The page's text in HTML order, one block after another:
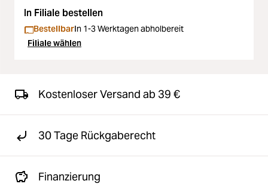
In Filiale bestellen
BestellbarIn 1-3 Werktagen abholbereit
Filiale wählen
Kostenloser Versand ab 39 €
30 Tage Rückgaberecht
Finanzierung